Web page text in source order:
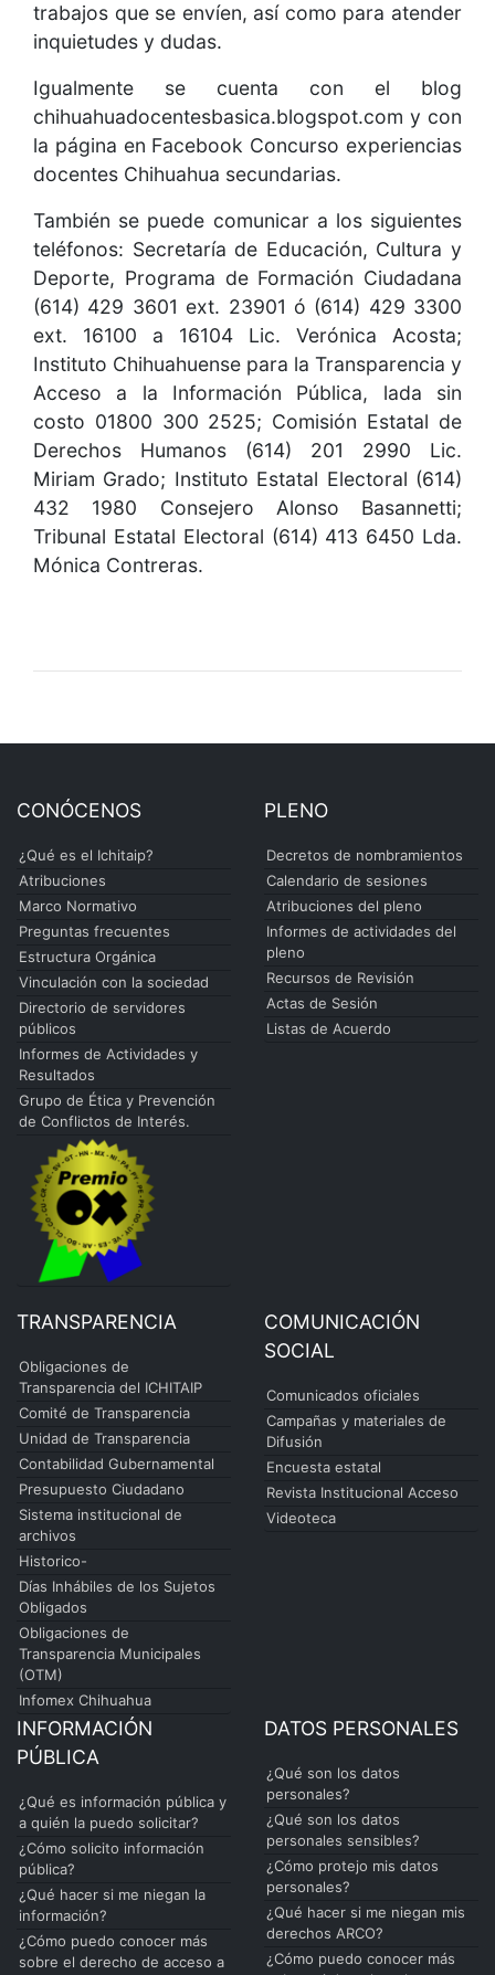
trabajos que se envíen, así como para atender
inquietudes y dudas.
Igualmente se cuenta con el blog
chihuahuadocentesbasica.blogspot.com y con
la página en Facebook Concurso experiencias
docentes Chihuahua secundarias.
También se puede comunicar a los siguientes
teléfonos: Secretaría de Educación, Cultura y
Deporte, Programa de Formación Ciudadana
(614) 429 3601 ext. 23901 ó (614) 429 3300
ext. 16100 a 16104 Lic. Verónica Acosta;
Instituto Chihuahuense para la Transparencia y
Acceso a la Información Pública, lada sin
costo 01800 300 2525; Comisión Estatal de
Derechos Humanos (614) 201 2990 Lic.
Miriam Grado; Instituto Estatal Electoral (614)
432 1980 Consejero Alonso Basannetti;
Tribunal Estatal Electoral (614) 413 6450 Lda.
Mónica Contreras.
CONÓCENOS
¿Qué es el Ichitaip?
Atribuciones
Marco Normativo
Preguntas frecuentes
Estructura Orgánica
Vinculación con la sociedad
Directorio de servidores
públicos
Informes de Actividades y
Resultados
Grupo de Ética y Prevención
de Conflictos de Interés.
PLENO
Decretos de nombramientos
Calendario de sesiones
Atribuciones del pleno
Informes de actividades del
pleno
Recursos de Revisión
Actas de Sesión
Listas de Acuerdo
TRANSPARENCIA
Obligaciones de
Transparencia del ICHITAIP
Comité de Transparencia
Unidad de Transparencia
Contabilidad Gubernamental
Presupuesto Ciudadano
Sistema institucional de
archivos
Historico-
Días Inhábiles de los Sujetos
Obligados
Obligaciones de
Transparencia Municipales
(OTM)
Infomex Chihuahua
COMUNICACIÓN
SOCIAL
Comunicados oficiales
Campañas y materiales de
Difusión
Encuesta estatal
Revista Institucional Acceso
Videoteca
INFORMACIÓN
PÚBLICA
¿Qué es información pública y
a quién la puedo solicitar?
¿Cómo solicito información
pública?
¿Qué hacer si me niegan la
información?
¿Cómo puedo conocer más
sobre el derecho de acceso a
DATOS PERSONALES
¿Qué son los datos
personales?
¿Qué son los datos
personales sensibles?
¿Cómo protejo mis datos
personales?
¿Qué hacer si me niegan mis
derechos ARCO?
¿Cómo puedo conocer más